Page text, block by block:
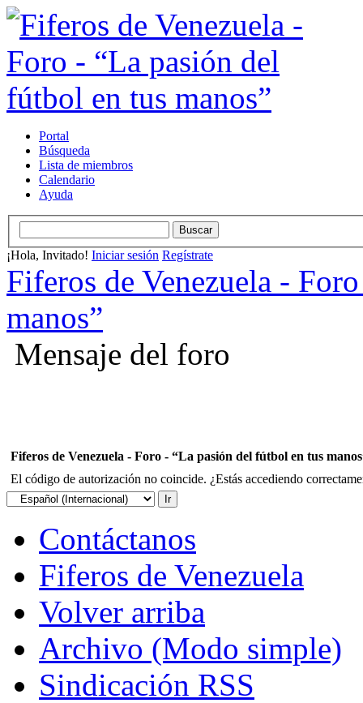
Portal
Búsqueda
Lista de miembros
Calendario
Ayuda
¡Hola, Invitado! Iniciar sesión Regístrate
Fiferos de Venezuela -
manos”
Mensaje del foro
Fiferos de Venezuela - Foro - “La pasión del fútbol en tus
El código de autorización no coincide. ¿Estás accediendo
Contáctanos
Fiferos de Venezuela
Volver arriba
Archivo (Modo simple)
Sindicación RSS